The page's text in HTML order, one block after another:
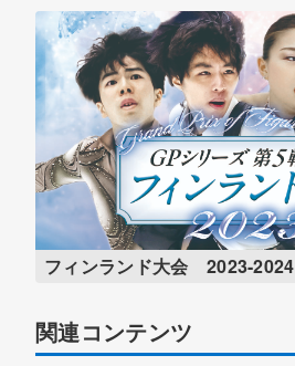
フィンランド大会 2023-2024
関連コンテンツ